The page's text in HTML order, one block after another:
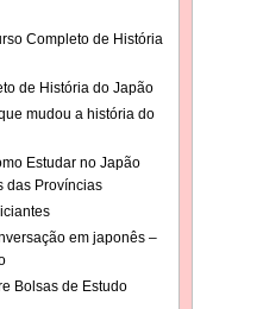
Completo de História
de História do Japão
mudou a história do
Estudar no Japão
das Províncias
em japonês –
Bolsas de Estudo